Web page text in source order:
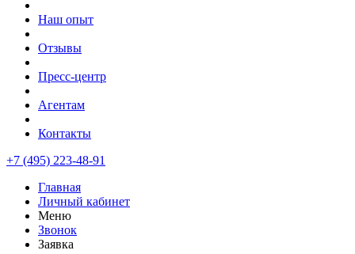
Наш опыт
Отзывы
Пресс-центр
Агентам
Контакты
+7 (495) 223-48-91
Главная
Личный кабинет
Меню
Звонок
Заявка